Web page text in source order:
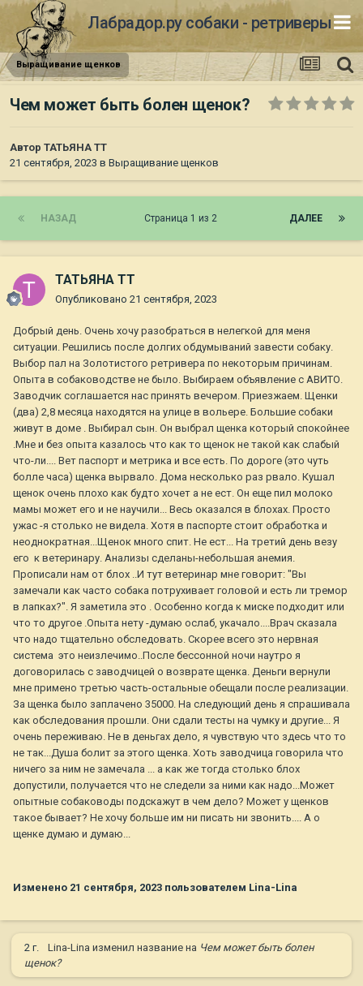
Лабрадор.ру собаки - ретриверы
Выращивание щенков
Чем может быть болен щенок?
Автор ТАТЬЯНА ТТ
21 сентября, 2023 в Выращивание щенков
НАЗАД ДАЛЕЕ
Страница 1 из 2
ТАТЬЯНА ТТ
Опубликовано 21 сентября, 2023
Добрый день. Очень хочу разобраться в нелегкой для меня
ситуации. Решились после долгих обдумываний завести собаку.
Выбор пал на Золотистого ретривера по некоторым причинам.
Опыта в собаководстве не было. Выбираем объявление с АВИТО.
Заводчик соглашается нас принять вечером. Приезжаем. Щенки
(два) 2,8 месяца находятся на улице в вольере. Большие собаки
живут в доме . Выбирал сын. Он выбрал щенка который спокойнее
.Мне и без опыта казалось что как то щенок не такой как слабый
что-ли.... Вет паспорт и метрика и все есть. По дороге (это чуть
болле часа) щенка вырвало. Дома несколько раз рвало. Кушал
щенок очень плохо как будто хочет а не ест. Он еще пил молоко
мамы может его и не научили... Весь оказался в блохах. Просто
ужас -я столько не видела. Хотя в паспорте стоит обработка и
неоднократная...Щенок много спит. Не ест... На третий день везу
его к ветеринару. Анализы сделаны-небольшая анемия.
Прописали нам от блох ..И тут ветеринар мне говорит: "Вы
замечали как часто собака потрухивает головой и есть ли тремор
в лапках?". Я заметила это . Особенно когда к миске подходит или
что то другое .Опыта нету -думаю ослаб, укачало....Врач сказала
что надо тщательно обследовать. Скорее всего это нервная
система это неизлечимо..После бессонной ночи наутро я
договорилась с заводчицей о возврате щенка. Деньги вернули
мне примено третью часть-остальные обещали после реализации.
За щенка было заплачено 35000. На следующий день я спрашивала
как обследования прошли. Они сдали тесты на чумку и другие... Я
очень переживаю. Не в деньгах дело, я чувствую что здесь что то
не так...Душа болит за этого щенка. Хоть заводчица говорила что
ничего за ним не замечала ... а как же тогда столько блох
допустили, получается что не следели за ними как надо...Может
опытные собаководы подскажут в чем дело? Может у щенков
такое бывает? Не хочу больше им ни писать ни звонить.... А о
щенке думаю и думаю...
Изменено 21 сентября, 2023 пользователем Lina-Lina
2 г. Lina-Lina изменил название на Чем может быть болен
щенок?